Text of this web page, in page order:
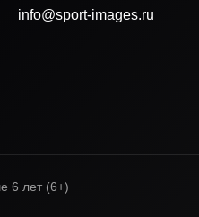
info@sport-images.ru
6 лет (6+)